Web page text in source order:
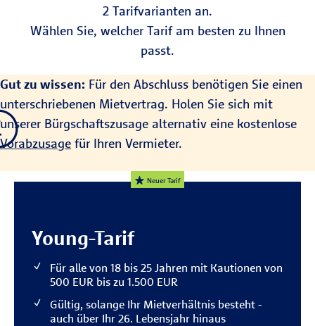
2 Tarifvarianten an.
Wählen Sie, welcher Tarif am besten zu Ihnen
passt.
Gut zu wissen: Für den Abschluss benötigen Sie einen
unterschriebenen Mietvertrag. Holen Sie sich mit
unserer Bürgschaftszusage alternativ eine kostenlose
Vorabzusage für Ihren Vermieter.
Neuer Tarif
Young-Tarif
Für alle von 18 bis 25 Jahren mit Kautionen von
500 EUR bis zu 1.500 EUR
Gültig, solange Ihr Mietverhältnis besteht -
auch über Ihr 26. Lebensjahr hinaus